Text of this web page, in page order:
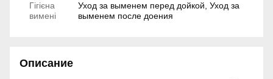
Гігієна
вимені
Уход за выменем перед дойкой, Уход за
выменем после доения
Описание